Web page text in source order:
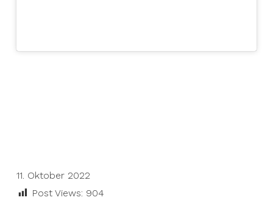
11. Oktober 2022
Post Views: 904